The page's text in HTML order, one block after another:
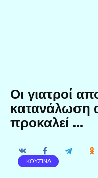
Οι γιατροί
κατανάλωση
προκαλεί …
ΚΟΥΖΊΝΑ